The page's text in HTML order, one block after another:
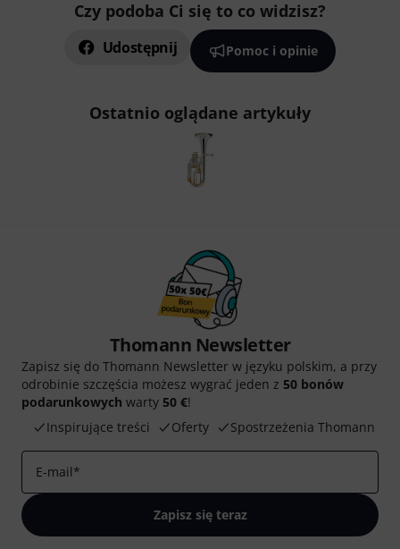
Czy podoba Ci się to co widzisz?
Udostępnij Pomoc i opinie
Ostatnio oglądane artykuły
Thomann Newsletter
Zapisz się do Thomann Newsletter w języku polskim, a przy
odrobinie szczęścia możesz wygrać jeden z 50 bonów
podarunkowych warty 50 €!
Inspirujące treści
Oferty Spostrzeżenia Thomann
E-mail*
Zapisz się teraz